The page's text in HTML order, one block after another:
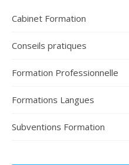
Cabinet Formation
Conseils pratiques
Formation Professionnelle
Formations Langues
Subventions Formation